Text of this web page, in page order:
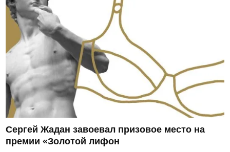
Сергей Жадан завоевал призовое место на
премии «Золотой лифон